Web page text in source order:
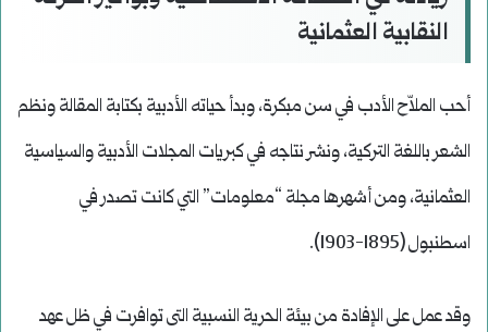
النقابية العثمانية
أحب الملاّح الأدب في سن مبكرة، وبدأ حياته الأدبية بكتابة المقالة ونظم
الشعر باللغة التركية، ونشر نتاجه في كبريات المجلات الأدبية والسياسية
العثمانية، ومن أشهرها مجلة “معلومات” التي كانت تصدر في
اسطنبول (1895-1903).
وقد عمل على الإفادة من بيئة الحرية النسبية التى توافرت في ظل عهد